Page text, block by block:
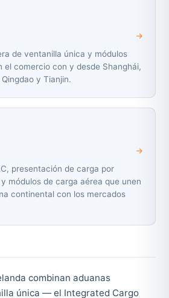
de ventanilla única y módulos
el comercio con y desde Shanghái,
y Tianjin.
presentación de carga por
módulos de carga aérea que unen
continental con los mercados
combinan aduanas
única — el Integrated Cargo